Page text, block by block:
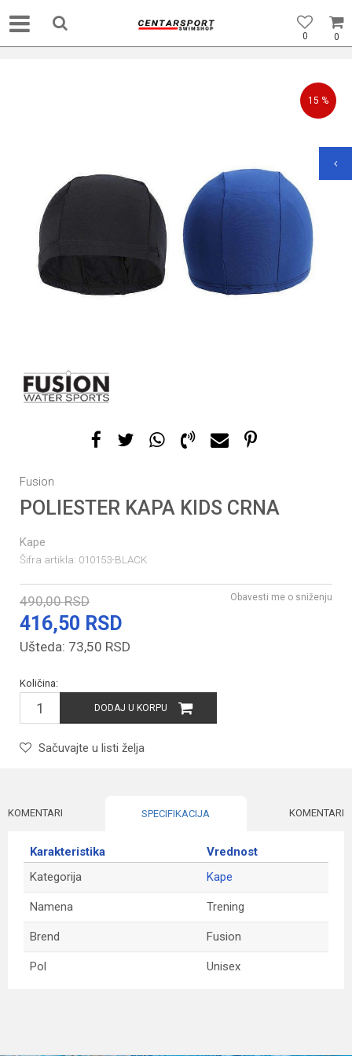
0
0
15 %
Fusion
POLIESTER KAPA KIDS CRNA
Kape
Šifra artikla: 010153-BLACK
490,00 RSD
416,50 RSD
Ušteda: 73,50 RSD
Obavesti me o sniženju
Količina:
DODAJ U KORPU
Sačuvajte u listi želja
KOMENTARI SPECIFIKACIJA KOMENTARI
Karakteristika
Vrednost
Kategorija
Kape
Namena Trening
Brend Fusion
Pol Unisex